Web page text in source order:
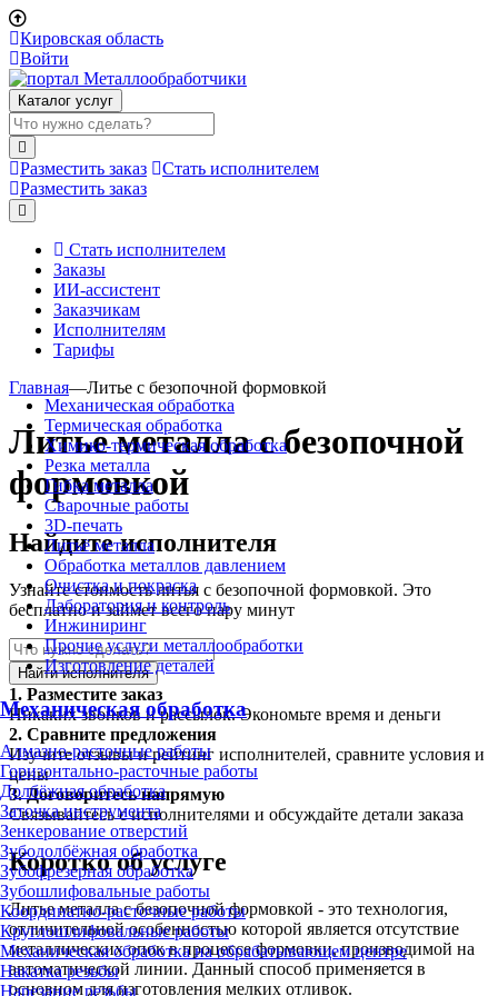
Кировская область
Войти
Каталог услуг
Разместить заказ
Стать исполнителем
Разместить заказ
Стать исполнителем
Заказы
ИИ-ассистент
Заказчикам
Исполнителям
Тарифы
Механическая обработка
Термическая обработка
Химико-термическая обработка
Резка металла
Гибка металла
Сварочные работы
3D-печать
Литьё металла
Обработка металлов давлением
Очистка и покраска
Лаборатория и контроль
Инжиниринг
Прочие услуги металлообработки
Изготовление деталей
Механическая обработка
Алмазно-расточные работы
Горизонтально-расточные работы
Долбёжная обработка
Заточка инструмента
Зенкерование отверстий
Зубодолбёжная обработка
Зубофрезерная обработка
Зубошлифовальные работы
Координатно-расточные работы
Круглошлифовальные работы
Механическая обработка на обрабатывающем центре
Накатка резьбы
Нарезание резьбы
Главная—Литье с безопочной формовкой
Литье металла с безопочной
формовкой
Найдите исполнителя
Узнайте стоимость литья с безопочной формовкой. Это
бесплатно и займет всего пару минут
Найти исполнителя
1. Разместите заказ
Никаких звонков и рассылок. Экономьте время и деньги
2. Сравните предложения
Изучите отзывы и рейтинг исполнителей, сравните условия и
цены
3.Договоритесь напрямую
Связывайтесь с исполнителями и обсуждайте детали заказа
Коротко об услуге
Литье металла с безопочной формовкой - это технология,
отличительной особенностью которой является отсутствие
металлических опок в процессе формовки, производимой на
автоматической линии. Данный способ применяется в
основном для изготовления мелких отливок.